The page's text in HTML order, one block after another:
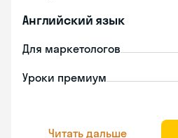
Английский язык
Для маркетологов
Уроки премиум
Читать дальше